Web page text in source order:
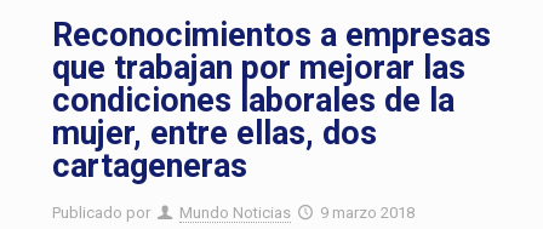
Reconocimientos a empresas
que trabajan por mejorar las
condiciones laborales de la
mujer, entre ellas, dos
cartageneras
Publicado por Mundo Noticias 9 marzo 2018